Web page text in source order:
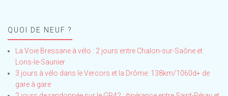
QUOI DE NEUF ?
La Voie Bressane à vélo : 2 jours entre Chalon-sur-Saône et
Lons-le-Saunier
3 jours à vélo dans le Vercors et la Drôme: 138km/1060d+ de
gare à gare